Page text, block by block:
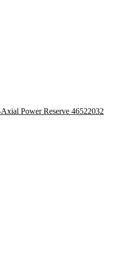
Power Reserve 46522032